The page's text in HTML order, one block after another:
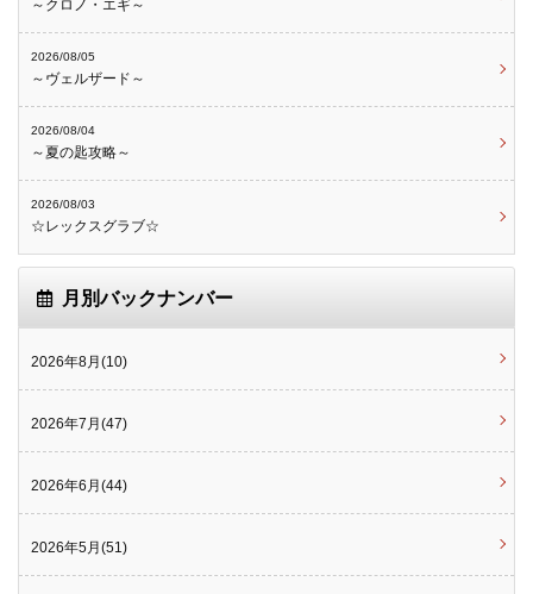
～クロノ・エギ～
2026/08/05
～ヴェルザード～
2026/08/04
～夏の匙攻略～
2026/08/03
☆レックスグラブ☆
月別バックナンバー
2026年8月(10)
2026年7月(47)
2026年6月(44)
2026年5月(51)